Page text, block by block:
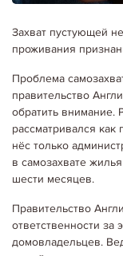
Захват пустующей
проживания
Проблема
правительство
обратить внимание.
рассматривался
нёс только
в самозахвате
шести месяцев.
Правительство
ответственности за
домовладельцев.
"ЧЕРНЫЙ
УКРАИНЫ
Конфедерация
недобросовестных
после его